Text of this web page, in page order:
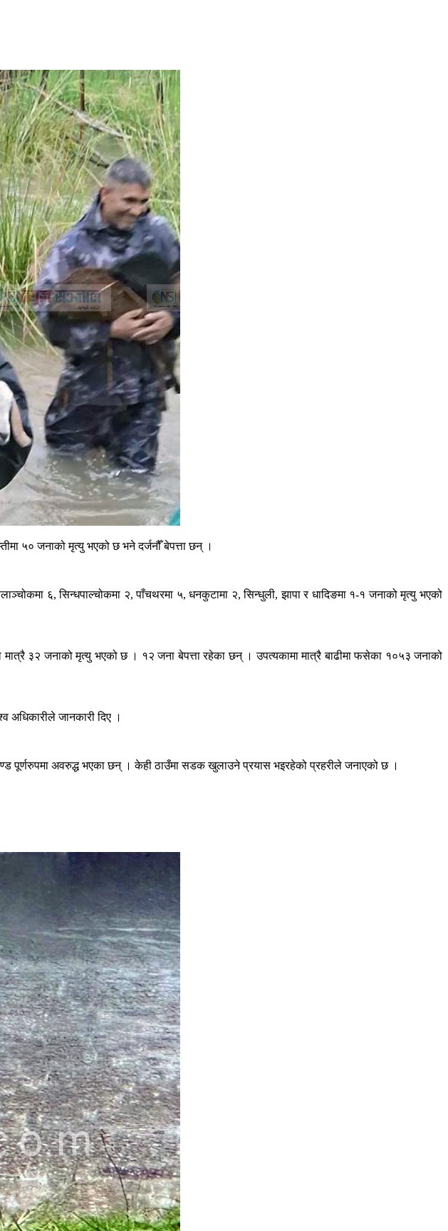
५० जनाको मृत्यु भएको छ भने दर्जनौँ बेपत्ता छन् ।
६, सिन्धपाल्चोकमा २, पाँचथरमा ५, धनकुटामा २, सिन्धुली, झापा र धादिङमा १-१ जनाको मृत्यु भएको
मात्रै ३२ जनाको मृत्यु भएको छ । १२ जना बेपत्ता रहेका छन् । उपत्यकामा मात्रै बाढीमा फसेका १०५३ जनाको
अधिकारीले जानकारी दिए ।
पूर्णरुपमा अवरुद्ध भएका छन् । केही ठाउँमा सडक खुलाउने प्रयास भइरहेको प्रहरीले जनाएको छ ।